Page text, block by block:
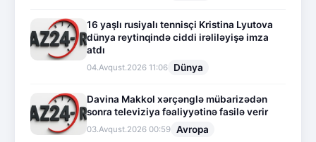
16 yaşlı rusiyalı tennisçi Kristina Lyutova
dünya reytinqində ciddi irəliləyişə imza
atdı
04.Avqust.2026 11:06 Dünya
Davina Makkol xərçənglə mübarizədən
sonra televiziya fəaliyyətinə fasilə verir
03.Avqust.2026 00:59 Avropa